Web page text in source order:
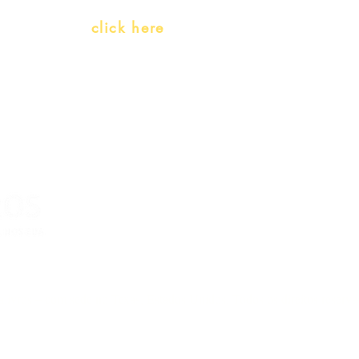
click here